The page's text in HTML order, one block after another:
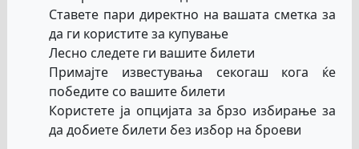
Ставете пари директно на вашата сметка за
да ги користите за купување
Лесно следете ги вашите билети
Примајте известувања секогаш кога ќе
победите со вашите билети
Користете ја опцијата за брзо избирање за
да добиете билети без избор на броеви